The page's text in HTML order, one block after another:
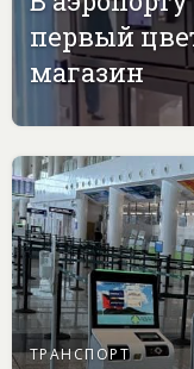
первый
магазин
ТРАНСПОРТ